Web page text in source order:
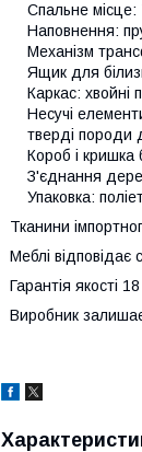
Спальне місце:
Наповнення:
Механізм
Ящик для
Каркас: хвойні
Несучі
тверді породи
Короб і кришка
З'єднання
Упаковка:
Тканини
Меблі відповідає
Гарантія якості 18
Виробник